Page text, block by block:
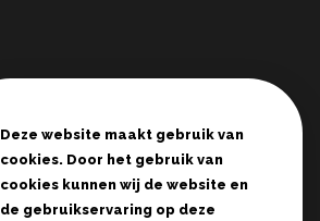
De Deur Nederland
Conferenties Zwolle
Tienerrally's
Deze website maakt gebruik van
cookies. Door het gebruik van
cookies kunnen wij de website en
de gebruikservaring op deze